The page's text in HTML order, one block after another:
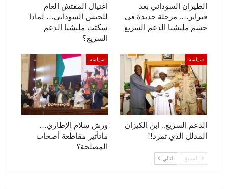
الطيران السوداني بعد
فبراير…. مرحلة جديدة في
حسم مليشيا الدعم السريع
اغتيال المفتش العام
للجيش السوداني… لماذا
سكتت مليشيا الدعم
السريع؟
سياسة
الدعم السريع.. إبن الكيزان
المدلل الذي تمرد!!
سياسة
ورش سلام الإطاري…
ماتأثير مقاطعة أصحاب
المصلحة؟
السابق التالي